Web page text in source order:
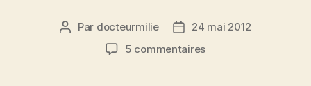
Auteur
Par docteurmilie
Date
de
24 mai 2012
5 commentairessur